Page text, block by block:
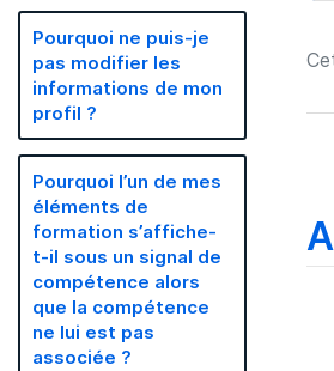
Pourquoi ne puis-je
pas modifier les
informations de mon
profil ?
Pourquoi l’un de mes
éléments de
formation s’affiche-
t-il sous un signal de
compétence alors
que la compétence
ne lui est pas
associée ?